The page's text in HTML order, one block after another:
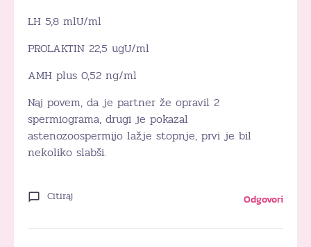
LH 5,8 mlU/ml
PROLAKTIN 22,5 ugU/ml
AMH plus 0,52 ng/ml
Naj povem, da je partner že opravil 2
spermiograma, drugi je pokazal
astenozoospermijo lažje stopnje, prvi je bil
nekoliko slabši.
Citiraj Odgovori